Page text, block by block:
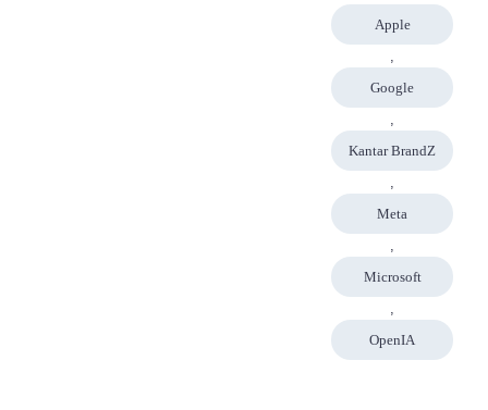
Apple
,
Google
,
Kantar BrandZ
,
Meta
,
Microsoft
,
OpenIA